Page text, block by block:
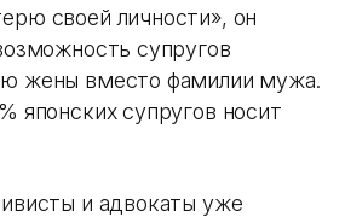
своей личности», он
супругов
жены вместо фамилии мужа.
японских супругов носит
и адвокаты уже